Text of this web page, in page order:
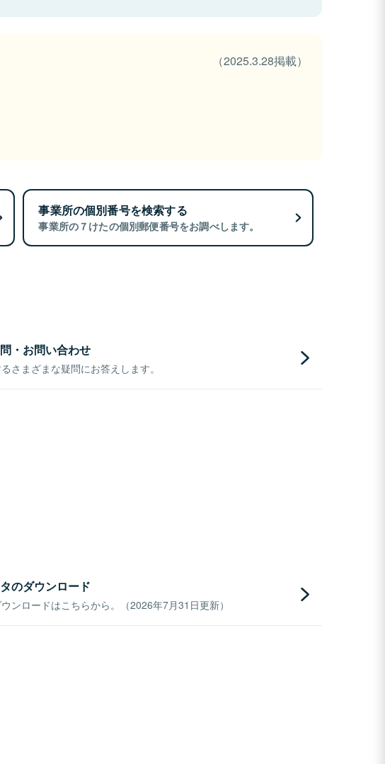
（2025.3.28掲載）
事業所の個別番号を検索する
事業所の７けたの個別郵便番号をお調べします。
・お問い合わせ
さまざまな疑問にお答えします。
のダウンロード
ンロードはこちらから。（2026年7月31日更新）